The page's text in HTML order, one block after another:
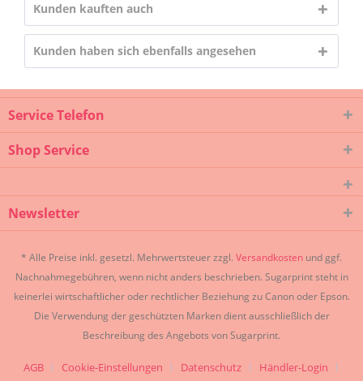
Kunden kauften auch
Kunden haben sich ebenfalls angesehen
Service Telefon
Shop Service
Newsletter
* Alle Preise inkl. gesetzl. Mehrwertsteuer zzgl. Versandkosten und ggf.
Nachnahmegebühren, wenn nicht anders beschrieben. Sugarprint steht in
keinerlei wirtschaftlicher oder rechtlicher Beziehung zu Canon oder Epson.
Die Verwendung der geschützten Marken dient ausschließlich der
Beschreibung des Angebots von Sugarprint.
AGB Cookie-Einstellungen Datenschutz
Händler-Login